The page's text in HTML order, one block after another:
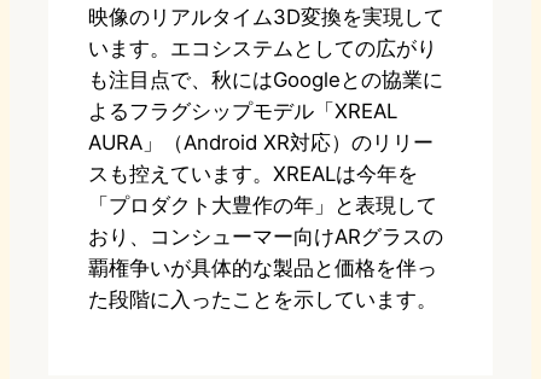
映像のリアルタイム3D変換を実現して
います。エコシステムとしての広がり
も注目点で、秋にはGoogleとの協業に
よるフラグシップモデル「XREAL
AURA」（Android XR対応）のリリー
スも控えています。XREALは今年を
「プロダクト大豊作の年」と表現して
おり、コンシューマー向けARグラスの
覇権争いが具体的な製品と価格を伴っ
た段階に入ったことを示しています。